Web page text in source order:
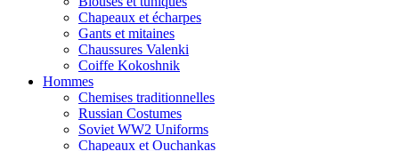
Chapeaux et écharpes
Gants et mitaines
Chaussures Valenki
Coiffe Kokoshnik
Hommes
Chemises traditionnelles
Russian Costumes
Soviet WW2 Uniforms
Chapeaux et Ouchankas